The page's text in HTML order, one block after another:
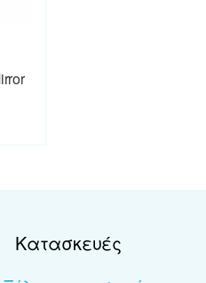
Κατασκευές